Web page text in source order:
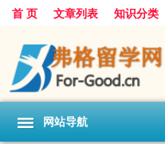
首 页 文章列表 知识分类
网站导航